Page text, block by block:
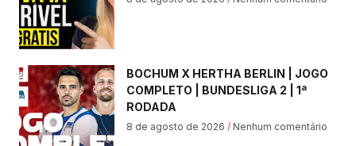
BOCHUM X HERTHA BERLIN | JOGO
COMPLETO | BUNDESLIGA 2 | 1ª
RODADA
8 de agosto de 2026 Nenhum comentário